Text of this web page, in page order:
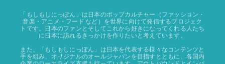
「もしもしにっぽん」は日本のポップカルチャー（ファッション・
音楽・アニメ・フード など）を世界に向けて発信するプロジェク
トです。日本のファンとそしてこれから好きになってくれる人たち
に日本に訪れるきっかけを作りたいと考えています。
また、「もしもしにっぽん」は日本を代表する様々なコンテンツと
手を組み、オリジナルのオールジャパンを目指すとともに、各国内